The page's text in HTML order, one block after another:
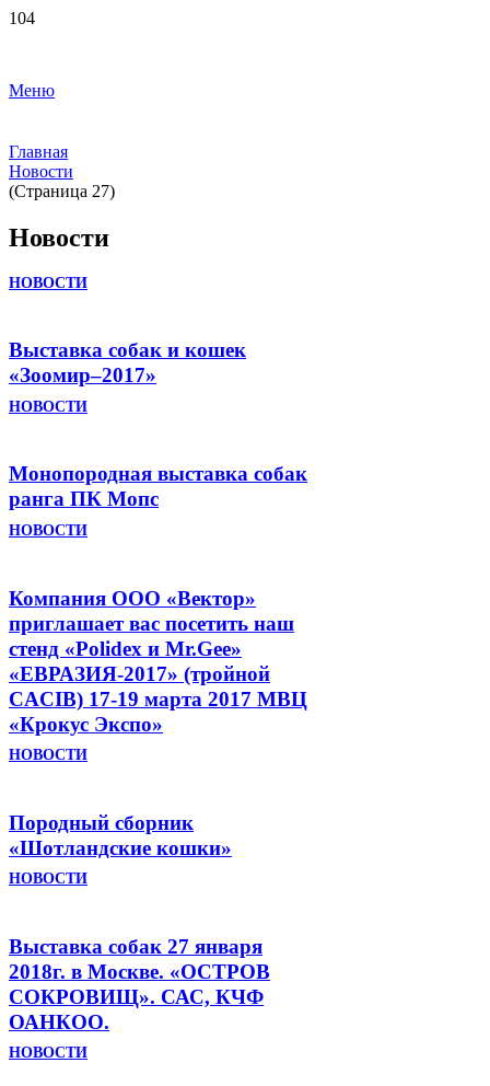
Меню
Главная
Новости
(Страница 27)
Новости
НОВОСТИ
Выставка собак и кошек
«Зоомир–2017»
НОВОСТИ
Монопородная выставка собак
ранга ПК Мопс
НОВОСТИ
Компания ООО «Вектор»
приглашает вас посетить наш
стенд «Polidex и Mr.Gee»
«ЕВРАЗИЯ-2017» (тройной
CACIB) 17-19 марта 2017 МВЦ
«Крокус Экспо»
НОВОСТИ
Породный сборник
«Шотландские кошки»
НОВОСТИ
Выставка собак 27 января
2018г. в Москвe. «ОСТРОВ
СОКРОВИЩ». САС, КЧФ
ОАНКОО.
НОВОСТИ